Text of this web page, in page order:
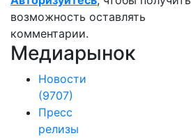
возможность оставлять
комментарии.
Медиарынок
Новости
(9707)
Пресс
релизы